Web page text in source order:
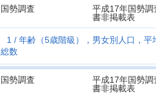
国勢調査
平成17年国勢
書非掲載表
1
年齢（5歳階級），男女別人口，
総数
国勢調査
平成17年国勢
書非掲載表